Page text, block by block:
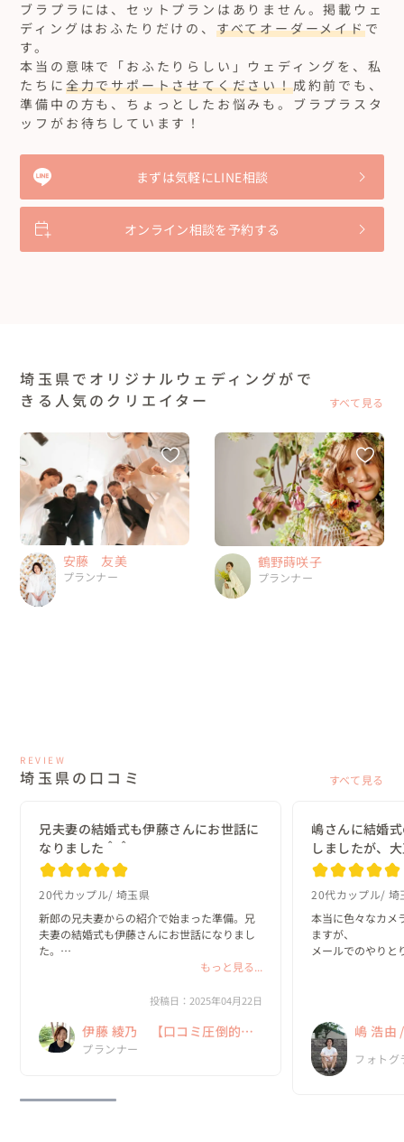
ブラプラには、セットプランはありません。掲載ウェ
ディングはおふたりだけの、 すべてオーダーメイドで
す。
本当の意味で「おふたりらしい」ウェディングを、私
たちに 全力でサポートさせてください！成約前でも、
準備中の方も、ちょっとしたお悩みも。ブラプラスタ
ッフがお待ちしています！
まずは気軽にLINE相談
オンライン相談を予約する
埼玉県でオリジナルウェディングがで
きる人気のクリエイター
すべて見る
安藤 友美
プランナー
鶴野蒔咲子
プランナー
REVIEW
埼玉県の口コミ すべて見る
兄夫妻の結婚式も伊藤さんにお世話に
なりました＾＾
20代カップル 埼玉県
新郎の兄夫妻からの紹介で始まった準備。兄
夫妻の結婚式も伊藤さんにお世話になりまし
た。
婚してすぐ子どもを授かり、出産前に式をあ
た日は緊急事態宣言のなか。やむなく延期し
ま...
もっと見る...
投稿日：2025年04月22日
伊藤 綾乃 【口コミ圧倒的
No.1！ 「NO」とは言わない
プランナー
嶋さんに結婚
しましたが、
20代カップル 埼
本当に色々なカメ
ますが、
メールでのやりと
素を引き出してく
嶋 浩由
フォトグ